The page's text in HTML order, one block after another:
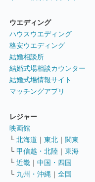
ウエディング
ハウスウエディング
格安ウエディング
結婚相談所
結婚式場相談カウンター
結婚式場情報サイト
マッチングアプリ
レジャー
映画館
└ 北海道 ｜ 東北 ｜ 関東
└ 甲信越・北陸 ｜ 東海
└ 近畿 ｜ 中国・四国
└ 九州・沖縄 ｜ 全国